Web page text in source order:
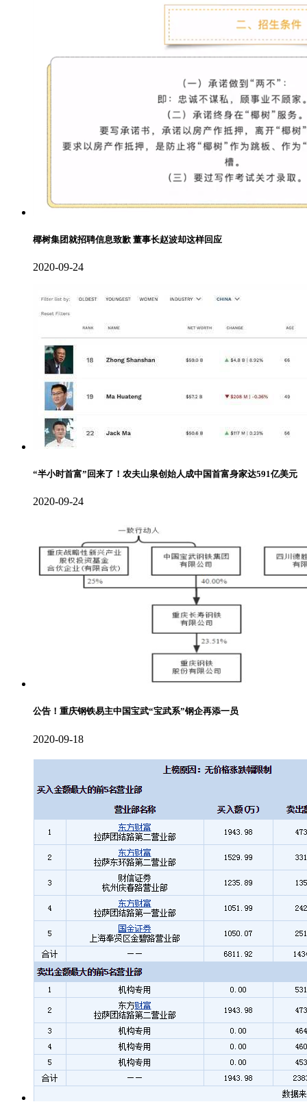
椰树集团就招聘信息致歉 董事长赵波却这样回应
2020-09-24
“半小时首富”回来了！农夫山泉创始人成中国首富身家达591亿美元
2020-09-24
公告！重庆钢铁易主中国宝武“宝武系”钢企再添一员
2020-09-18